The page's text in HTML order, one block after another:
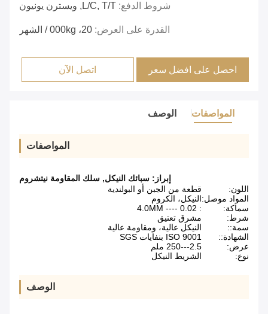
شروط الدفع: L/C, T/T, ويسترن يونيون
القدرة على العرض: 20، 000kg / الشهر
احصل على افضل سعر اتصل الآن
المواصفات الوصف
المواصفات
إبراز: سبائك النيكل, سلك المقاومة نيتشروم
اللون:
قطعة من الجبن أو البولندية
المواد موصل:النيكل، الكروم
سماكة:
: 0.02 ---- 4.0MM
شرط:
مشرق تعتيق
سمة::
النيكل عالية، ومقاومة عالية
الشهادة::
ISO 9001 بنفايات SGS
عرض:
2.5---250 ملم
نوع:
الشريط النيكل
الوصف